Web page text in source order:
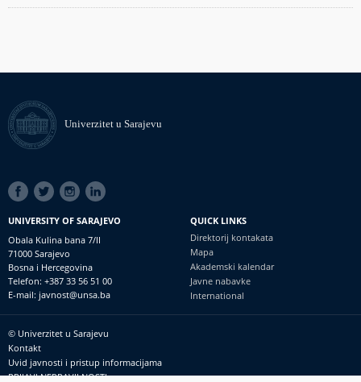
Univerzitet u Sarajevu
SOCIAL
LINKS
UNIVERSITY OF SARAJEVO
Obala Kulina bana 7/II
71000 Sarajevo
Bosna i Hercegovina
Telefon: +387 33 56 51 00
E-mail: javnost@unsa.ba
QUICK LINKS
Direktorij kontakata
Mapa
Akademski kalendar
Javne nabavke
International
Footer
meni
© Univerzitet u Sarajevu
Kontakt
Uvid javnosti i pristup informacijama
PRIJAVI NEPRAVILNOSTI